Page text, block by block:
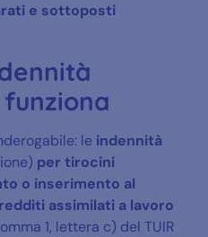
e sottoposti
le indennità
per tirocini
o inserimento al
redditi assimilati a lavoro
1, lettera c) del TUIR